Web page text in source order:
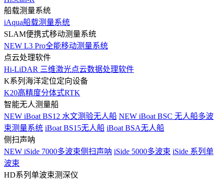
船载测量系统
iAqua船载测量系统
SLAM便携式移动测量系统
NEW L3 Pro全能移动测量系统
点云处理软件
Hi-LiDAR 三维激光点云数据处理软件
K系列海洋定位定向设备
K20高精度分体式RTK
智能无人测量船
NEW iBoat BS12 水文测验无人船 NEW iBoat BSC 无人船多波
束测量系统 iBoat BS15无人船 iBoat BSA无人船
侧扫声呐
NEW iSide 7000多波束侧扫声呐 iSide 5000多波束 iSide 系列单
波束
HD系列单波束测深仪